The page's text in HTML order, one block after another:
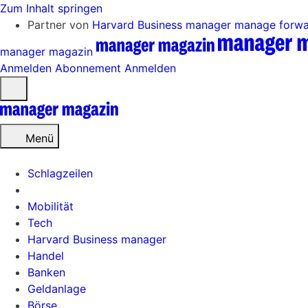
Zum Inhalt springen
Partner von Harvard Business manager manage
manager magazin
Anmelden Abonnement Anmelden
öffnen
Menü
Schlagzeilen
Mobilität
Tech
Harvard Business manager
Handel
Banken
Geldanlage
Börse